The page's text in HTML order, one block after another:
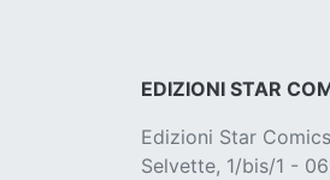
EDIZIONI STAR
Edizioni Star
Selvette, 1/bis/1 -